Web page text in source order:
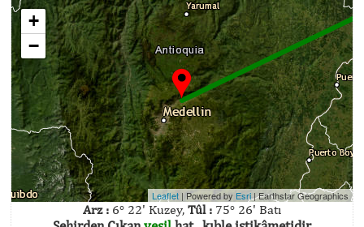
+
−
Leaflet | Powered by Esri |Earthstar Geographics
Arz : 6° 22' Kuzey, Tûl : 75° 26' Batı